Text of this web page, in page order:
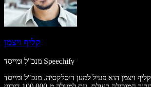
קליף ויצמן
מנכ"ל ומייסד Speechify
קליף ויצמן הוא פעיל למען דיסלקסיה, מנכ"ל ומייסד Speechify,